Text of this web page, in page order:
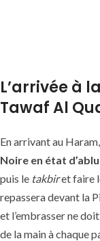
L’arrivée à
Tawaf Al
En arrivant au
Noire en état
puis le takbiret faire
repassera devant la
et l’embrasser ne
de la main à chaque